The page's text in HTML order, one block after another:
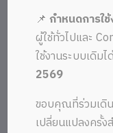
📌กำหนดการใ
ผู้ใช้ทั่วไปและ
ใช้งานระบบเดิม
2569
ขอบคุณที่ร่วมเดิ
เปลี่ยนแปลงครั้